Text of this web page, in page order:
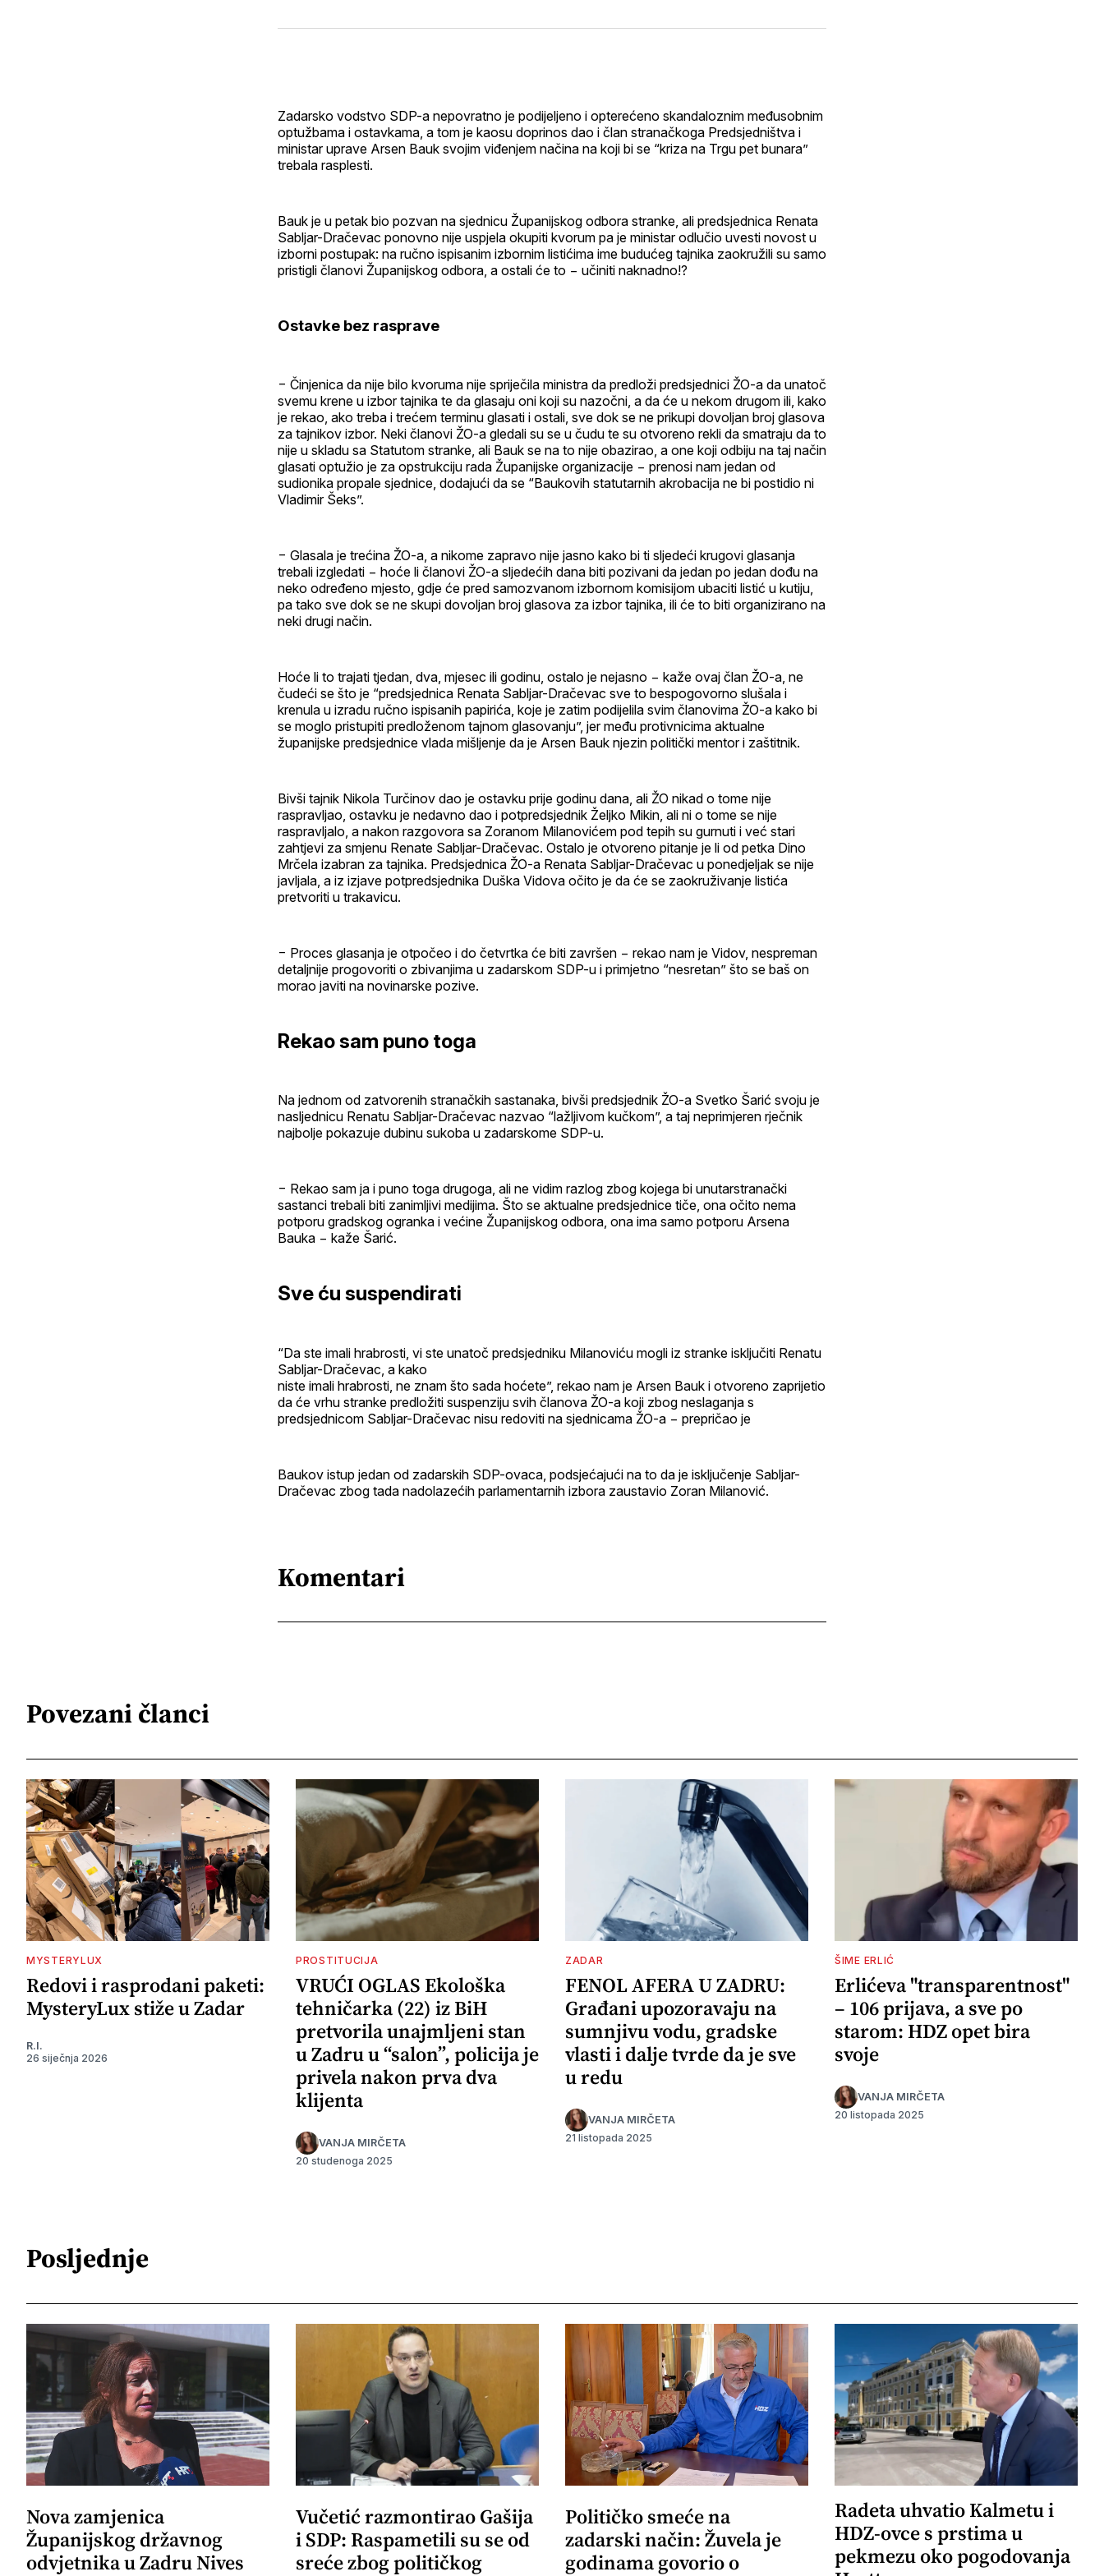
FacebookLinkedIn maila
Zadarsko vodstvo SDP-a nepovratno je podijeljeno i opterećeno skandaloznim međusobnim
optužbama i ostavkama, a tom je kaosu doprinos dao i član stranačkoga Predsjedništva i
ministar uprave Arsen Bauk svojim viđenjem načina na koji bi se “kriza na Trgu pet bunara”
trebala rasplesti.
Bauk je u petak bio pozvan na sjednicu Županijskog odbora stranke, ali predsjednica Renata
Sabljar-Dračevac ponovno nije uspjela okupiti kvorum pa je ministar odlučio uvesti novost u
izborni postupak: na ručno ispisanim izbornim listićima ime budućeg tajnika zaokružili su samo
pristigli članovi Županijskog odbora, a ostali će to − učiniti naknadno!?
Ostavke bez rasprave
− Činjenica da nije bilo kvoruma nije spriječila ministra da predloži predsjednici ŽO-a da unatoč
svemu krene u izbor tajnika te da glasaju oni koji su nazočni, a da će u nekom drugom ili, kako
je rekao, ako treba i trećem terminu glasati i ostali, sve dok se ne prikupi dovoljan broj glasova
za tajnikov izbor. Neki članovi ŽO-a gledali su se u čudu te su otvoreno rekli da smatraju da to
nije u skladu sa Statutom stranke, ali Bauk se na to nije obazirao, a one koji odbiju na taj način
glasati optužio je za opstrukciju rada Županijske organizacije − prenosi nam jedan od
sudionika propale sjednice, dodajući da se “Baukovih statutarnih akrobacija ne bi postidio ni
Vladimir Šeks”.
− Glasala je trećina ŽO-a, a nikome zapravo nije jasno kako bi ti sljedeći krugovi glasanja
trebali izgledati − hoće li članovi ŽO-a sljedećih dana biti pozivani da jedan po jedan dođu na
neko određeno mjesto, gdje će pred samozvanom izbornom komisijom ubaciti listić u kutiju,
pa tako sve dok se ne skupi dovoljan broj glasova za izbor tajnika, ili će to biti organizirano na
neki drugi način.
Hoće li to trajati tjedan, dva, mjesec ili godinu, ostalo je nejasno − kaže ovaj član ŽO-a, ne
čudeći se što je “predsjednica Renata Sabljar-Dračevac sve to bespogovorno slušala i
krenula u izradu ručno ispisanih papirića, koje je zatim podijelila svim članovima ŽO-a kako bi
se moglo pristupiti predloženom tajnom glasovanju”, jer među protivnicima aktualne
županijske predsjednice vlada mišljenje da je Arsen Bauk njezin politički mentor i zaštitnik.
Bivši tajnik Nikola Turčinov dao je ostavku prije godinu dana, ali ŽO nikad o tome nije
raspravljao, ostavku je nedavno dao i potpredsjednik Željko Mikin, ali ni o tome se nije
raspravljalo, a nakon razgovora sa Zoranom Milanovićem pod tepih su gurnuti i već stari
zahtjevi za smjenu Renate Sabljar-Dračevac. Ostalo je otvoreno pitanje je li od petka Dino
Mrčela izabran za tajnika. Predsjednica ŽO-a Renata Sabljar-Dračevac u ponedjeljak se nije
javljala, a iz izjave potpredsjednika Duška Vidova očito je da će se zaokruživanje listića
pretvoriti u trakavicu.
− Proces glasanja je otpočeo i do četvrtka će biti završen − rekao nam je Vidov, nespreman
detaljnije progovoriti o zbivanjima u zadarskom SDP-u i primjetno “nesretan” što se baš on
morao javiti na novinarske pozive.
Rekao sam puno toga
Na jednom od zatvorenih stranačkih sastanaka, bivši predsjednik ŽO-a Svetko Šarić svoju je
nasljednicu Renatu Sabljar-Dračevac nazvao “lažljivom kučkom”, a taj neprimjeren rječnik
najbolje pokazuje dubinu sukoba u zadarskome SDP-u.
− Rekao sam ja i puno toga drugoga, ali ne vidim razlog zbog kojega bi unutarstranački
sastanci trebali biti zanimljivi medijima. Što se aktualne predsjednice tiče, ona očito nema
potporu gradskog ogranka i većine Županijskog odbora, ona ima samo potporu Arsena
Bauka − kaže Šarić.
Sve ću suspendirati
“Da ste imali hrabrosti, vi ste unatoč predsjedniku Milanoviću mogli iz stranke isključiti Renatu
Sabljar-Dračevac, a kako
niste imali hrabrosti, ne znam što sada hoćete”, rekao nam je Arsen Bauk i otvoreno zaprijetio
da će vrhu stranke predložiti suspenziju svih članova ŽO-a koji zbog neslaganja s
predsjednicom Sabljar-Dračevac nisu redoviti na sjednicama ŽO-a − prepričao je
Baukov istup jedan od zadarskih SDP-ovaca, podsjećajući na to da je isključenje Sabljar-
Dračevac zbog tada nadolazećih parlamentarnih izbora zaustavio Zoran Milanović.
Komentari
Povezani članci
MYSTERYLUX
Redovi i rasprodani paketi:
MysteryLux stiže u Zadar
R.I.
26 siječnja 2026
PROSTITUCIJA
VRUĆI OGLAS Ekološka
tehničarka (22) iz BiH
pretvorila unajmljeni stan
u Zadru u “salon”, policija je
privela nakon prva dva
klijenta
VANJA MIRČETA
20 studenoga 2025
ZADAR
FENOL AFERA U ZADRU:
Građani upozoravaju na
sumnjivu vodu, gradske
vlasti i dalje tvrde da je sve
u redu
VANJA MIRČETA
21 listopada 2025
ŠIME ERLIĆ
Erlićeva "transparentnost"
– 106 prijava, a sve po
starom: HDZ opet bira
svoje
VANJA MIRČETA
20 listopada 2025
Posljednje
Nova zamjenica
Županijskog državnog
odvjetnika u Zadru Nives
Vučetić razmontirao Gašija
i SDP: Raspametili su se od
sreće zbog političkog
Političko smeće na
zadarski način: Žuvela je
godinama govorio o
Radeta uhvatio Kalmetu i
HDZ-ovce s prstima u
pekmezu oko pogodovanja